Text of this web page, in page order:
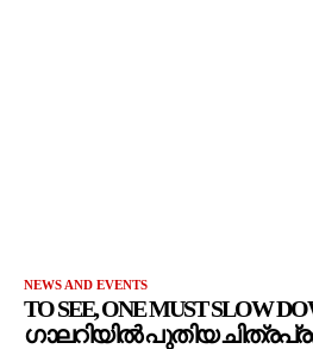
NEWS AND EVENTS
TO SEE, ONE MUST SLOW
ഗാലറിയിൽ പുതിയ